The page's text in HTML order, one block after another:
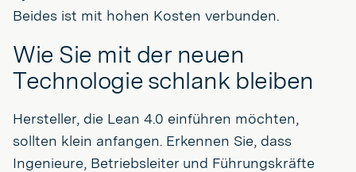
Beides ist mit hohen Kosten verbunden.
Wie Sie mit der neuen
Technologie schlank bleiben
Hersteller, die Lean 4.0 einführen möchten,
sollten klein anfangen. Erkennen Sie, dass
Ingenieure, Betriebsleiter und Führungskräfte